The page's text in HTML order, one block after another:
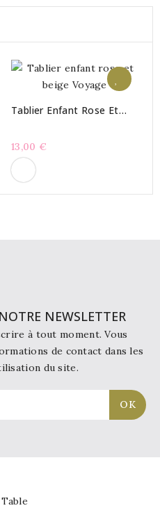
Tablier Enfant Rose Et
13,00 €
NEWSLETTER
à tout moment. Vous
de contact dans les
du site.